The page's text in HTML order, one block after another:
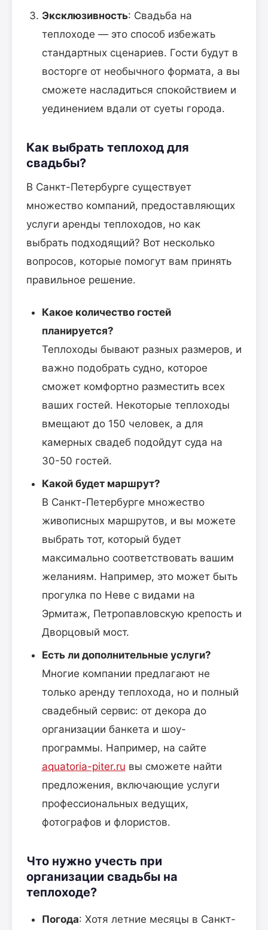
Эксклюзивность: Свадьба на
теплоходе — это способ избежать
стандартных сценариев. Гости будут в
восторге от необычного формата, а вы
сможете насладиться спокойствием и
уединением вдали от суеты города.
Как выбрать теплоход для
свадьбы?
В Санкт-Петербурге существует
множество компаний, предоставляющих
услуги аренды теплоходов, но как
выбрать подходящий? Вот несколько
вопросов, которые помогут вам принять
правильное решение.
Какое количество гостей
планируется?
Теплоходы бывают разных размеров, и
важно подобрать судно, которое
сможет комфортно разместить всех
ваших гостей. Некоторые теплоходы
вмещают до 150 человек, а для
камерных свадеб подойдут суда на
30-50 гостей.
Какой будет маршрут?
В Санкт-Петербурге множество
живописных маршрутов, и вы можете
выбрать тот, который будет
максимально соответствовать вашим
желаниям. Например, это может быть
прогулка по Неве с видами на
Эрмитаж, Петропавловскую крепость и
Дворцовый мост.
Есть ли дополнительные услуги?
Многие компании предлагают не
только аренду теплохода, но и полный
свадебный сервис: от декора до
организации банкета и шоу-
программы. Например, на сайте
aquatoria-piter.ru вы сможете найти
предложения, включающие услуги
профессиональных ведущих,
фотографов и флористов.
Что нужно учесть при
организации свадьбы на
теплоходе?
Погода: Хотя летние месяцы в Санкт-